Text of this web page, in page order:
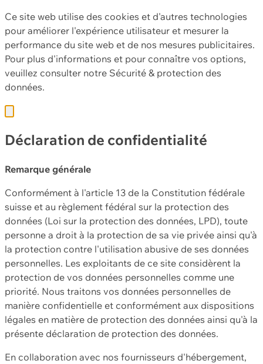
Ce site web utilise des cookies et d'autres technologies
pour améliorer l'expérience utilisateur et mesurer la
performance du site web et de nos mesures publicitaires.
Pour plus d'informations et pour connaître vos options,
veuillez consulter notre Sécurité & protection des
données.
Déclaration de confidentialité
Remarque générale
Conformément à l'article 13 de la Constitution fédérale
suisse et au règlement fédéral sur la protection des
données (Loi sur la protection des données, LPD), toute
personne a droit à la protection de sa vie privée ainsi qu'à
la protection contre l'utilisation abusive de ses données
personnelles. Les exploitants de ce site considèrent la
protection de vos données personnelles comme une
priorité. Nous traitons vos données personnelles de
manière confidentielle et conformément aux dispositions
légales en matière de protection des données ainsi qu'à la
présente déclaration de protection des données.
En collaboration avec nos fournisseurs d'hébergement,